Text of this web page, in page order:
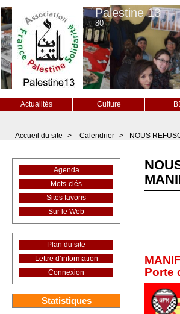
Palestine 13
80
Actualités Culture
Accueil du site > Calendrier > NOUS
Porte
Agenda
Mots-clés
Sites favoris
Sur le Web
Plan du site
Lettre d’information
Connexion
Statistiques